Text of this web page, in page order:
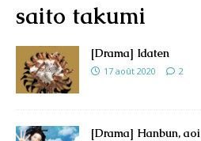
saito takumi
[Drama] Idaten
17 août 2020 2
[Drama] Hanbun, aoi